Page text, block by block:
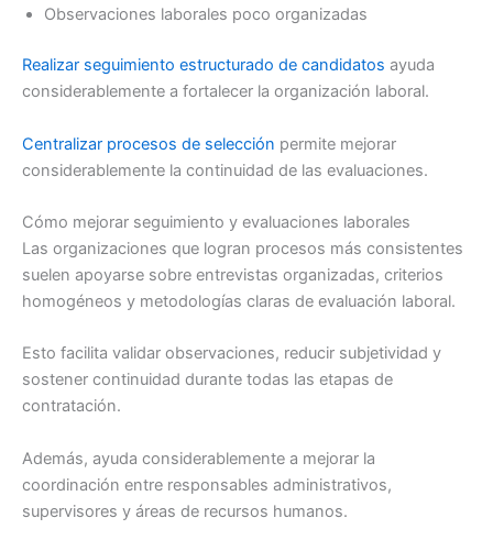
Observaciones laborales poco organizadas
Realizar seguimiento estructurado de candidatos ayuda
considerablemente a fortalecer la organización laboral.
Centralizar procesos de selección permite mejorar
considerablemente la continuidad de las evaluaciones.
Cómo mejorar seguimiento y evaluaciones laborales
Las organizaciones que logran procesos más consistentes
suelen apoyarse sobre entrevistas organizadas, criterios
homogéneos y metodologías claras de evaluación laboral.
Esto facilita validar observaciones, reducir subjetividad y
sostener continuidad durante todas las etapas de
contratación.
Además, ayuda considerablemente a mejorar la
coordinación entre responsables administrativos,
supervisores y áreas de recursos humanos.